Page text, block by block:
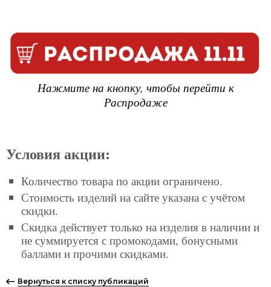
Нажмите на кнопку, чтобы перейти к
Распродаже
Условия акции:
Количество товара по акции ограничено.
Стоимость изделий на сайте указана с учётом
скидки.
Скидка действует только на изделия в наличии и
не суммируется с промокодами, бонусными
баллами и прочими скидками.
Вернуться к списку публикаций